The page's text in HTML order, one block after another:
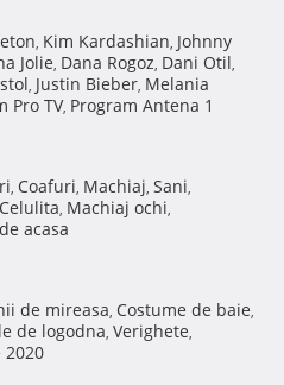
, Kim Kardashian, Johnny
Jolie, Dana Rogoz, Dani Otil,
, Justin Bieber, Melania
Pro TV, Program Antena 1
, Coafuri, Machiaj, Sani,
Celulita, Machiaj ochi,
acasa
de mireasa, Costume de baie,
de logodna, Verighete,